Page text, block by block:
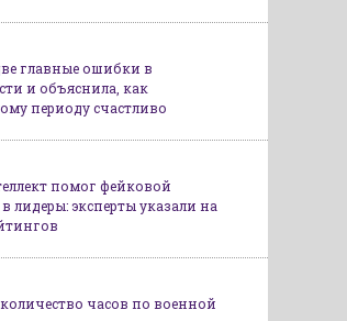
главные ошибки в
и объяснила, как
периоду счастливо
помог фейковой
лидеры: эксперты указали на
часов по военной